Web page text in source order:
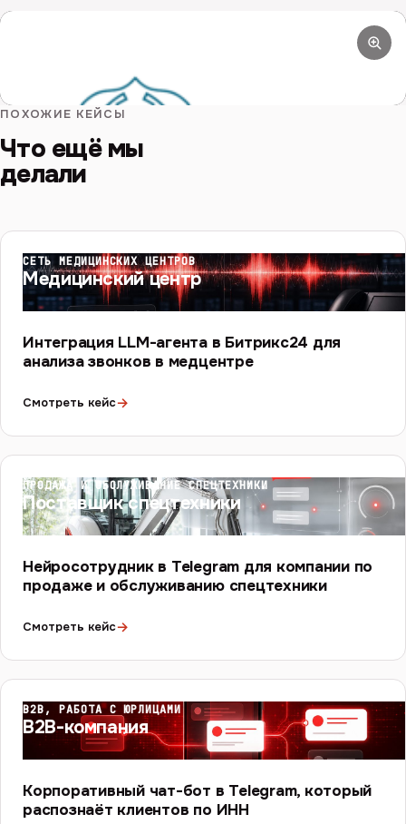
ПОХОЖИЕ КЕЙСЫ
Что ещё мы
делали
СЕТЬ МЕДИЦИНСКИХ ЦЕНТРОВ
Медицинский центр
Интеграция LLM-агента в Битрикс24 для
анализа звонков в медцентре
Смотреть кейс→
ПРОДАЖА И ОБСЛУЖИВАНИЕ СПЕЦТЕХНИКИ
Поставщик спецтехники
Нейросотрудник в Telegram для компании по
продаже и обслуживанию спецтехники
Смотреть кейс→
B2B, РАБОТА С ЮРЛИЦАМИ
B2B-компания
Корпоративный чат-бот в Telegram, который
распознаёт клиентов по ИНН